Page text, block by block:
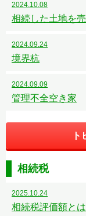
2024.10.08
相続した土地を
2024.09.24
境界杭
2024.09.09
管理不全空き家
相続税
2025.10.24
相続税評価額と